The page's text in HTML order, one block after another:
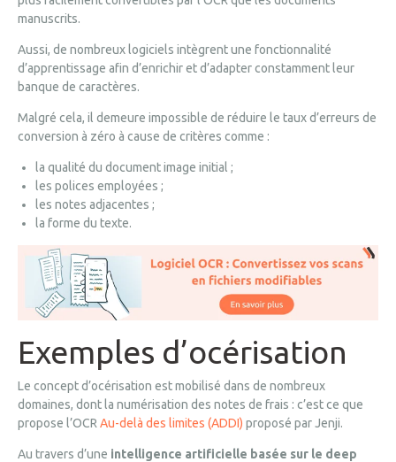
manuscrits.
Aussi, de nombreux logiciels intègrent une fonctionnalité
d’apprentissage afin d’enrichir et d’adapter constamment leur
banque de caractères.
Malgré cela, il demeure impossible de réduire le taux d’erreurs de
conversion à zéro à cause de critères comme :
la qualité du document image initial ;
les polices employées ;
les notes adjacentes ;
la forme du texte.
Exemples d’océrisation
Le concept d’océrisation est mobilisé dans de nombreux
domaines, dont la numérisation des notes de frais : c’est ce que
propose l’OCR Au-delà des limites (ADDI) proposé par Jenji.
Au travers d’une intelligence artificielle basée sur le deep